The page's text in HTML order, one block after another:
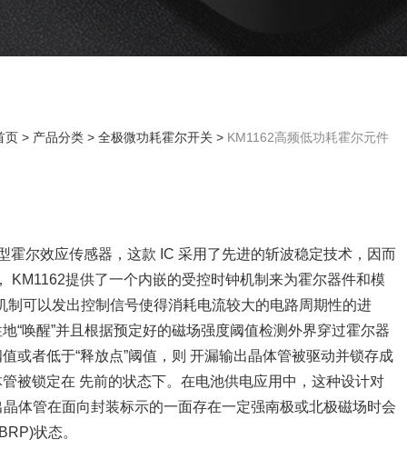
页 > 产品分类 > 全极微功耗霍尔开关 > KM1162高频低功耗霍尔元件
霍尔效应传感器，这款 IC 采用了先进的斩波稳定技术，因而
KM1162提供了一个内嵌的受控时钟机制来为霍尔器件和模
可以发出控制信号使得消耗电流较大的电路周期性的进
“唤醒”并且根据预定好的磁场强度阈值检测外界穿过霍尔器
或者低于“释放点”阈值，则 开漏输出晶体管被驱动并锁存成
被锁定在 先前的状态下。在电池供电应用中，这种设计对
体管在面向封装标示的一面存在一定强南极或北极磁场时会
状态。